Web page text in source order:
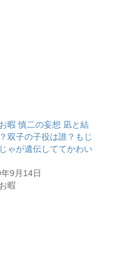
暇 慎二の妄想 凪と結
双子の子役は誰？もじ
ゃが遺伝しててかわい
9月14日
暇